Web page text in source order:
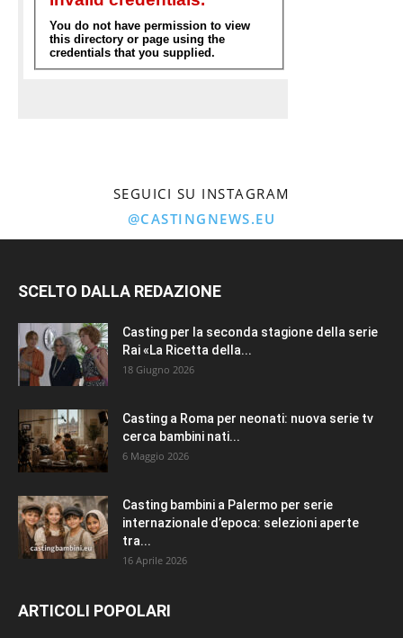
SEGUICI SU INSTAGRAM
@CASTINGNEWS.EU
SCELTO DALLA REDAZIONE
Casting per la seconda stagione della serie
Rai «La Ricetta della...
18 Giugno 2026
Casting a Roma per neonati: nuova serie tv
cerca bambini nati...
6 Maggio 2026
Casting bambini a Palermo per serie
internazionale d’epoca: selezioni aperte
tra...
16 Aprile 2026
ARTICOLI POPOLARI